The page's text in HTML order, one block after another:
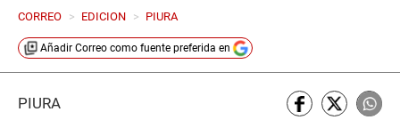
CORREO > EDICION > PIURA
Añadir Correo como fuente preferida en
PIURA